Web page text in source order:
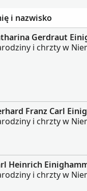
i nazwisko
Gerdraut
i chrzty w
Franz Carl
i chrzty w
Heinrich
i chrzty w